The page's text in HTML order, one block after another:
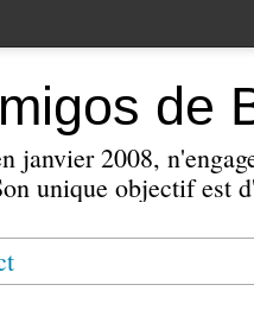
de
janvier 2008,
unique objectif est